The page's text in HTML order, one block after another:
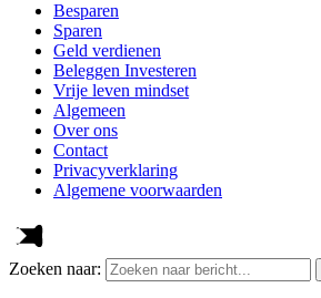
Besparen
Sparen
Geld verdienen
Beleggen Investeren
Vrije leven mindset
Algemeen
Over ons
Contact
Privacyverklaring
Algemene voorwaarden
Zoeken naar: